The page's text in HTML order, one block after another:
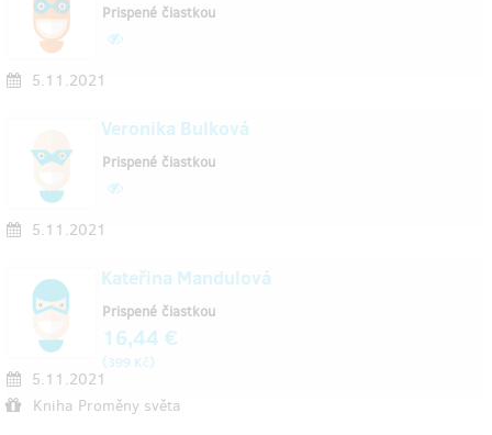
5.11.2021
Prispené čiastkou
Veronika Bulková
5.11.2021
Prispené čiastkou
Kateřina Mandulová
5.11.2021
Kniha Proměny světa
Prispené čiastkou
16,44 €
(399 Kč)